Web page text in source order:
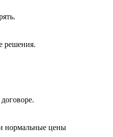
решения.
нормальные цены